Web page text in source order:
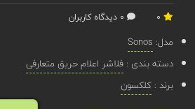
مدل: Sonos
دسته بندی :فلاشر اعلام حریق متعارفی
برند :کلکسون